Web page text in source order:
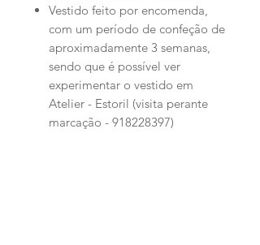
Vestido feito por encomenda,
com um período de confeção de
aproximadamente 3 semanas,
sendo que é possível ver
experimentar o vestido em
Atelier - Estoril (visita perante
marcação - 918228397)